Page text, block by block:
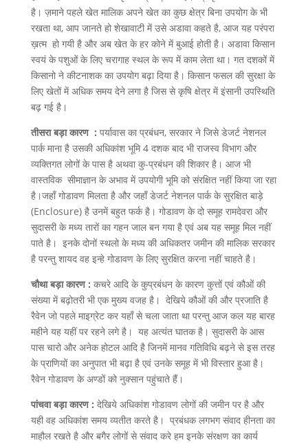
है। ज़माने पहले खेत मालिक अपने खेत का कुछ क्षेत्र बिना उपयोग के भी
रखता था, आप जानते हो शेखावाटी में उसे अडावा कहते है, आज यह परंपरा
ख़त्म हो गयी है और अब खेत के हर कोने में बुआई होती है। अडावा किसान
स्वयं के पशुओं के लिए चरागाह स्थल के रूप में काम लेता था। गत दशकों में
किसानो ने कीटनाशक का उपयोग बढ़ा दिया है। किसान फसल की सुरक्षा के
लिए खेतों में अधिक समय देने लगा है जिस से कृषि क्षेत्र में इंसानी उपस्थिति
बढ़ गई है।
तीसरा बड़ा कारण : पर्यावास का प्रबंधन, सरकार ने जिसे डेजर्ट नेशनल
पार्क माना है उसकी अधिकांश भूमि 4 दशक बाद भी राजस्व विभाग और
व्यक्तिगत लोगों के पास है अथवा कु-प्रबंधन की शिकार है। आज भी
वास्तविक सीमाज्ञान के अभाव में उपयोगी भूमि को संरक्षित नहीं किया जा रहा
है।जहाँ गोडावण मिलता है और जहाँ डेजर्ट नेशनल पार्क के सुरक्षित बाड़े
(Enclosure) है उनमें बहुत फर्क है। गोडावण के दो समूह रामदेवरा और
सुदासरी के मध्य तारों का गहन जाल बन गया है एवं अब यह समूह मिल नहीं
पाते है। इनके दोनों स्थलो के मध्य की अधिकतर जमीन की मालिक सरकार
है परन्तु शायद वह इन्हे गोडावण के लिए सुरक्षित करना नहीं चाहते है।
चौथा बड़ा कारण : कचरे आदि के कुप्रबंधन के कारण कुत्तों एवं कौओं की
संख्या में बढ़ोतरी भी एक मुख्य वजह है। देखिये कौओं की और प्रजाति है
रैवेन जो पहले माइग्रेट कर यहाँ से चला जाता था परन्तु आज कल यह बारह
महीने यह यहीं पर रहने लगे है। यह अत्यंत घातक है। सुदासरी के आस
पास चारो और अनेक होटल आदि है जिनमें मानव गतिविधि बढ़ने से इस तरह
के प्राणियों का अनुपात भी बढ़ा है एवं उनके समूह में भी विस्तार हुआ है।
रैवेन गोडावण के अण्डों को नुक्सान पहुंचाते हैं।
पांचवा बड़ा कारण : देखिये अधिकांश गोडावण लोगों की जमीन पर है और
यही वह अधिकांश समय व्यतीत करते है। प्रबंधक लगभग संवाद हीनता का
माहौल रखते है और बगैर लोगों से संवाद करे हम इनके संरक्षण का कार्य